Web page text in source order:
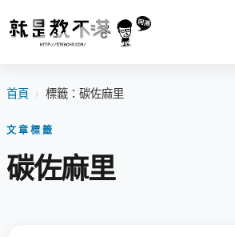
首頁 › 標籤：碳佐麻里
文章標籤
碳佐麻里